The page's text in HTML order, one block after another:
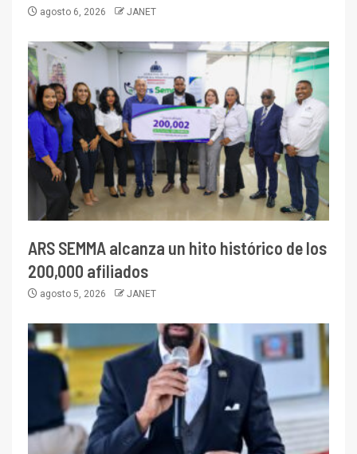
agosto 6, 2026 JANET
ARS SEMMA alcanza un hito histórico de los
200,000 afiliados
agosto 5, 2026 JANET